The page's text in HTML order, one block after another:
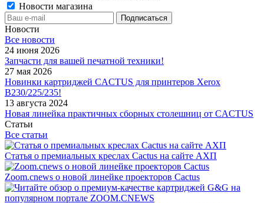
Новости магазина
Новости
Все новости
24 июня 2026
Запчасти для вашей печатной техники!
27 мая 2026
Новинки картриджей CACTUS для принтеров Xerox
B230/225/235!
13 августа 2024
Новая линейка практичных сборных столешниц от CACTUS
Статьи
Все статьи
Статья о премиальных креслах Cactus на сайте АХП
Zoom.cnews о новой линейке проекторов Cactus